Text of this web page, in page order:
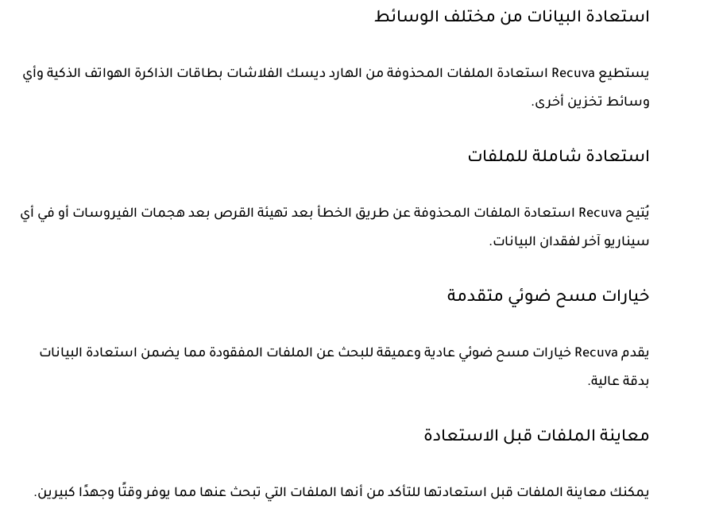
استعادة البيانات من مختلف الوسائط
يستطيع Recuva استعادة الملفات المحذوفة من الهارد ديسك الفلاشات بطاقات الذاكرة الهواتف الذكية وأي
وسائط تخزين أخرى.
استعادة شاملة للملفات
يُتيح Recuva استعادة الملفات المحذوفة عن طريق الخطأ بعد تهيئة القرص بعد هجمات الفيروسات أو في أي
سيناريو آخر لفقدان البيانات.
خيارات مسح ضوئي متقدمة
يقدم Recuva خيارات مسح ضوئي عادية وعميقة للبحث عن الملفات المفقودة مما يضمن استعادة البيانات
بدقة عالية.
معاينة الملفات قبل الاستعادة
يمكنك معاينة الملفات قبل استعادتها للتأكد من أنها الملفات التي تبحث عنها مما يوفر وقتًا وجهدًا كبيرين.